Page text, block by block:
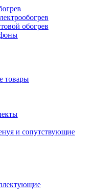
обогрев
товары
и сопутствующие